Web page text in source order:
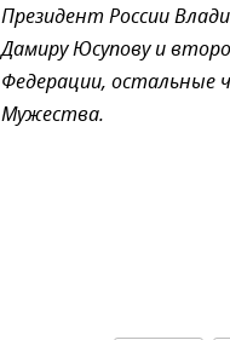
Президент России
Дамиру Юсупову и
Федерации, остальные
Мужества.